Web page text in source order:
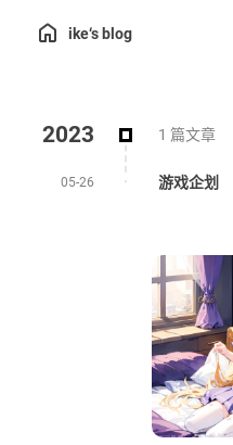
ike‘s blog
2023 1 篇文章
05-26 游戏企划